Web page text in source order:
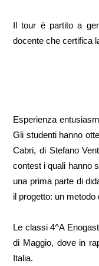
Il tour è partito a
docente che certifica
Esperienza
Gli studenti hanno
Cabri, di Stefano
contest i quali hanno
una prima parte di
il progetto: un
Le classi 4^A
di Maggio, dove in
Italia.